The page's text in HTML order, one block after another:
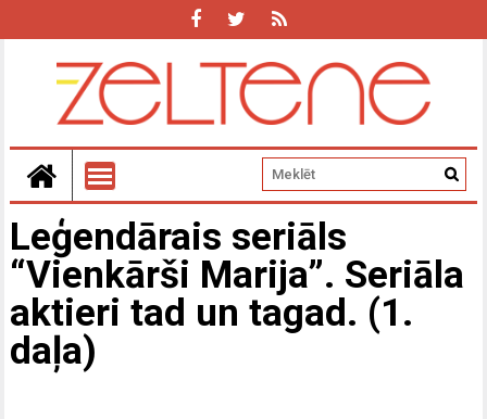
Leģendārais seriāls
“Vienkārši Marija”. Seriāla
aktieri tad un tagad. (1.
daļa)